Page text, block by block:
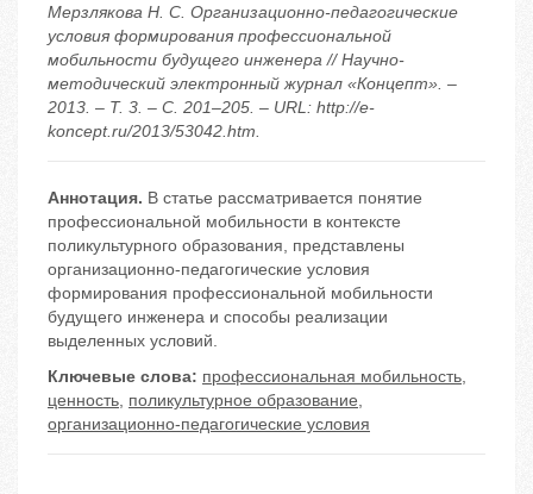
Мерзлякова Н. С. Организационно-педагогические
условия формирования профессиональной
мобильности будущего инженера // Научно-
методический электронный журнал «Концепт». –
2013. – Т. 3. – С. 201–205. – URL: http://e-
koncept.ru/2013/53042.htm.
Аннотация. В статье рассматривается понятие
профессиональной мобильности в контексте
поликультурного образования, представлены
организационно-педагогические условия
формирования профессиональной мобильности
будущего инженера и способы реализации
выделенных условий.
Ключевые слова: профессиональная мобильность,
ценность, поликультурное образование,
организационно-педагогические условия